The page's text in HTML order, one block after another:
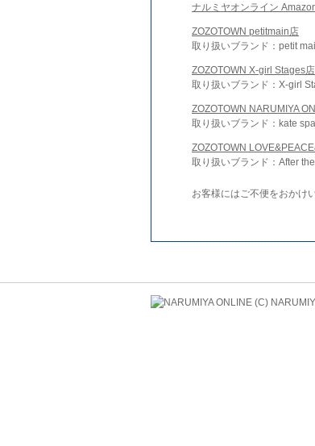
ナルミヤオンライン
ZOZOTOWN petitmain店
取り扱いブランド：petit
ZOZOTOWN X-girl Stages店
取り扱いブランド：X-girl
ZOZOTOWN NARUMIYA
取り扱いブランド：kate
ZOZOTOWN
取り扱いブランド：After
お客様にはご不便をおかけ